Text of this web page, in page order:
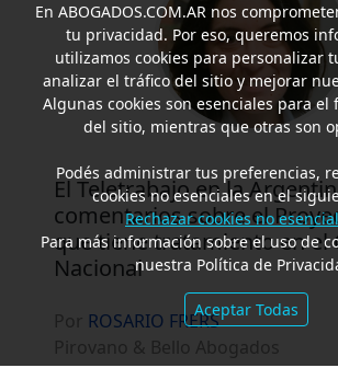
El Teletrabajo en la
comentarios sobre el
que tiene tratamiento en el
Nacional
ROSARIO FRERS
En ABOGADOS.COM.ARnos
tu privacidad. Por eso, queremos
utilizamos cookies para personalizar
analizar el tráfico del sitio y mejorar
Algunas cookies son esenciales para
del sitio, mientras que otras son
Podés administrar tus preferencias,
cookies no esenciales en el
Rechazar cookies no
Para más información sobre el uso de
nuestra Política de
Aceptar Todas